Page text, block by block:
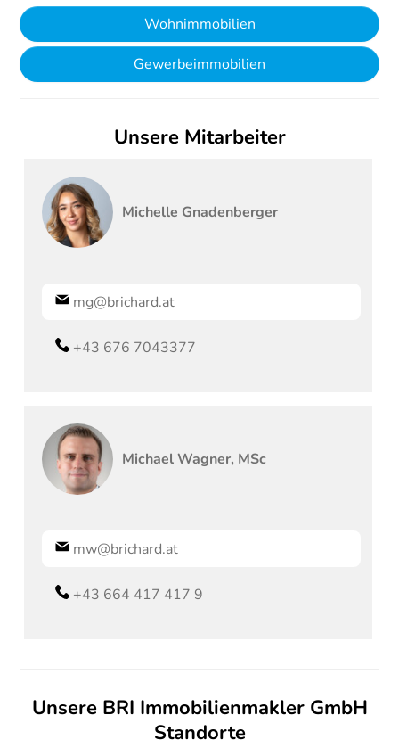
Wohnimmobilien
Gewerbeimmobilien
Unsere Mitarbeiter
Michelle Gnadenberger
mg@brichard.at
+43 676 7043377
Michael Wagner, MSc
mw@brichard.at
+43 664 417 417 9
Unsere BRI Immobilienmakler GmbH
Standorte